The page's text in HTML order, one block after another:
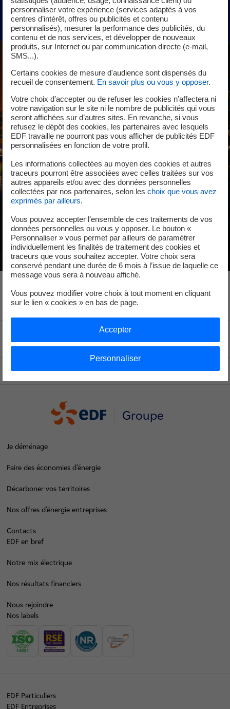
Renseignements et réservations :https://turbine-
bazacle.fr
Haut de page
Groupe
Je déménage
Faire des économies d’énergie
Décarboner vos territoires
Nos offres d’énergie entreprises
Contacts
EDF en bref
Notre mix électrique
Nos résultats financiers
Nous rejoindre
Nos labels
EDF Particuliers
EDF Entreprises
personnaliser votre expérience (services adaptés à vos
centres d’intérêt, offres ou publicités et contenu
personnalisés), mesurer la performance des publicités, du
contenu et de nos services, et développer de nouveaux
produits, sur Internet ou par communication directe (e-mail,
SMS...).
Certains cookies de mesure d'audience sont dispensés du
recueil de consentement. En savoir plus ou vous y opposer.
Votre choix d’accepter ou de refuser les cookies n’affectera ni
votre navigation sur le site ni le nombre de publicités qui vous
seront affichées sur d’autres sites. En revanche, si vous
refusez le dépôt des cookies, les partenaires avec lesquels
EDF travaille ne pourront pas vous afficher de publicités EDF
personnalisées en fonction de votre profil.
Les informations collectées au moyen des cookies et autres
traceurs pourront être associées avec celles traitées sur vos
autres appareils et/ou avec des données personnelles
collectées par nos partenaires, selon les choix que vous avez
exprimés par ailleurs.
Vous pouvez accepter l’ensemble de ces traitements de vos
données personnelles ou vous y opposer. Le bouton «
Personnaliser » vous permet par ailleurs de paramétrer
individuellement les finalités de traitement des cookies et
traceurs que vous souhaitez accepter. Votre choix sera
conservé pendant une durée de 6 mois à l’issue de laquelle ce
message vous sera à nouveau affiché.
Vous pouvez modifier votre choix à tout moment en cliquant
sur le lien « cookies » en bas de page.
Personnaliser
Accepter